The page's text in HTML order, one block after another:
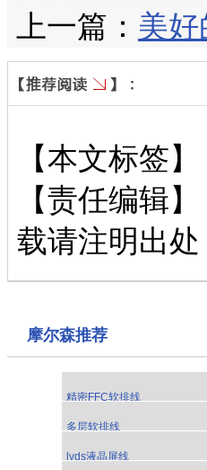
上一篇： 美
【本文标签】
【责任编辑】
载请注明出处
摩尔森推荐
精密FFC软排线
多层软排线
lvds液晶屏线